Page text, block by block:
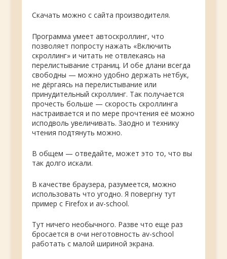
Скачать можно с сайта производителя.
Программа умеет автоскроллинг, что
позволяет попросту нажать «Включить
скроллинг» и читать не отвлекаясь на
перелистывание страниц. И обе длани всегда
свободны — можно удобно держать нетбук,
не дёргаясь на перелистывание или
принудительный скроллинг. Так получается
прочесть больше — скорость скроллинга
настраивается и по мере прочтения её можно
исподволь увеличивать. Заодно и технику
чтения подтянуть можно.
В общем — отведайте, может это то, что вы
так долго искали.
В качестве браузера, разумеется, можно
использовать что угодно. Я повергну тут
пример с Firefox и av-school.
Тут ничего необычного. Разве что еще раз
бросается в очи неготовность av-school
работать с малой шириной экрана.